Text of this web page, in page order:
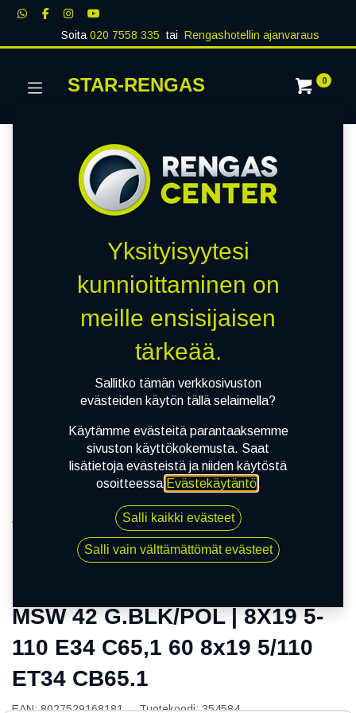
Soita020 7558 335 tai Rengashotellin ajanvaraus
STAR-RENGAS 0
MSW 42 G.BLK/POL | 8X19 5-110 E34 C65,1 60 8x19
5/110 ET34 CB65.1
MSW 42 G.BLK/POL | 8X19 5-
110 E34 C65,1 60 8x19 5/110
ET34 CB65.1
EAN:8027529168181 Tuotekoodi:354584
Yksityisyytesi
kunnioittaminen on
meille ensisijaisen
tärkeää.
Sallitko tämän verkkosivuston
evästeiden käytön tällä selaimella?
Käytämme evästeitä parantaaksemme
sivuston käyttökokemusta. Saat
lisätietoja evästeistä ja niiden käytöstä
osoitteessa Evästekäytäntö.
Salli kaikki evästeet
Salli vain välttämättömät evästeet